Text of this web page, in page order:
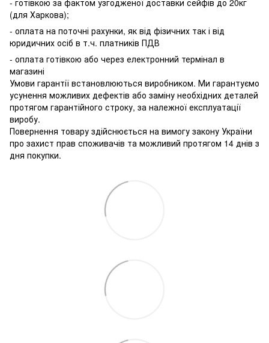
(для Харкова);
- оплата на поточні рахунки, як від фізичних так і від
юридичних осіб в т.ч. платників ПДВ
- оплата готівкою або через електронний термінал в
магазині
Умови гарантії встановлюються виробником. Ми гарантуємо
усунення можливих дефектів або заміну необхідних деталей
протягом гарантійного строку, за належної експлуатації
виробу.
Повернення товару здійснюється на вимогу закону України
про захист прав споживачів та можливий протягом 14 днів з
дня покупки.